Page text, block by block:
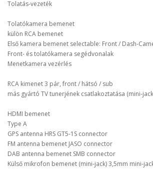
Tolatás-vezeték
Tolatókamera bemenet
külön RCA bemenet
Első kamera bemenet selectable: Front / Dash-
Front- és tolatókamera segédvonalak
Menetkamera vezérlés
RCA kimenet 3 pár, front / hátsó / sub
más gyártó TV tunerjének csatlakoztatása (mini-
HDMI bemenet
Type A
GPS antenna HRS GT5-1S connector
FM antenna bemenet JASO connector
DAB antenna bemenet SMB connector
Külső mikrofon bemenet (mini-jack) 3,5mm mini-